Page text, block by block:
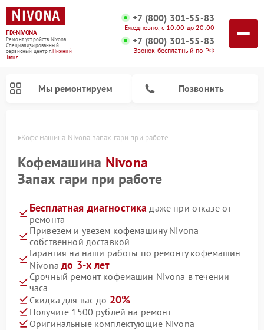
FIX-NIVONA
Ремонт устройств Nivona
Специализированный
cервисный центр г.Нижний
Тагил
+7 (800) 301-55-83
Ежедневно, с 10:00 до 20:00
+7 (800) 301-55-83
Звонок бесплатный по РФ
Мы ремонтируем Позвонить
Кофемашина Nivona запах гари при работе
Кофемашина Nivona
Запах гари при работе
Бесплатная диагностика даже при отказе от
ремонта
Привезем и увезем кофемашину Nivona
собственной доставкой
Гарантия на наши работы по ремонту кофемашин
Nivonaдо 3-х лет
Срочный ремонт кофемашин Nivona в течении
часа
Скидка для вас до 20%
Получите 1500 рублей на ремонт
Оригинальные комплектующие Nivona